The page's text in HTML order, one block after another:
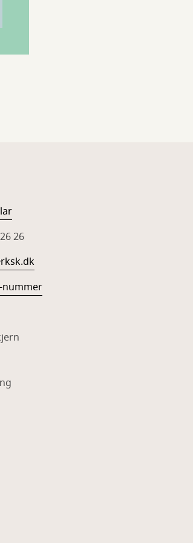
26
nummer